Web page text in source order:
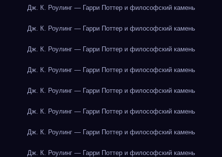
Дж. К. Роулинг — Гарри Поттер и философский камень
Дж. К. Роулинг — Гарри Поттер и философский камень
Дж. К. Роулинг — Гарри Поттер и философский камень
Дж. К. Роулинг — Гарри Поттер и философский камень
Дж. К. Роулинг — Гарри Поттер и философский камень
Дж. К. Роулинг — Гарри Поттер и философский камень
Дж. К. Роулинг — Гарри Поттер и философский камень
Дж. К. Роулинг — Гарри Поттер и философский камень